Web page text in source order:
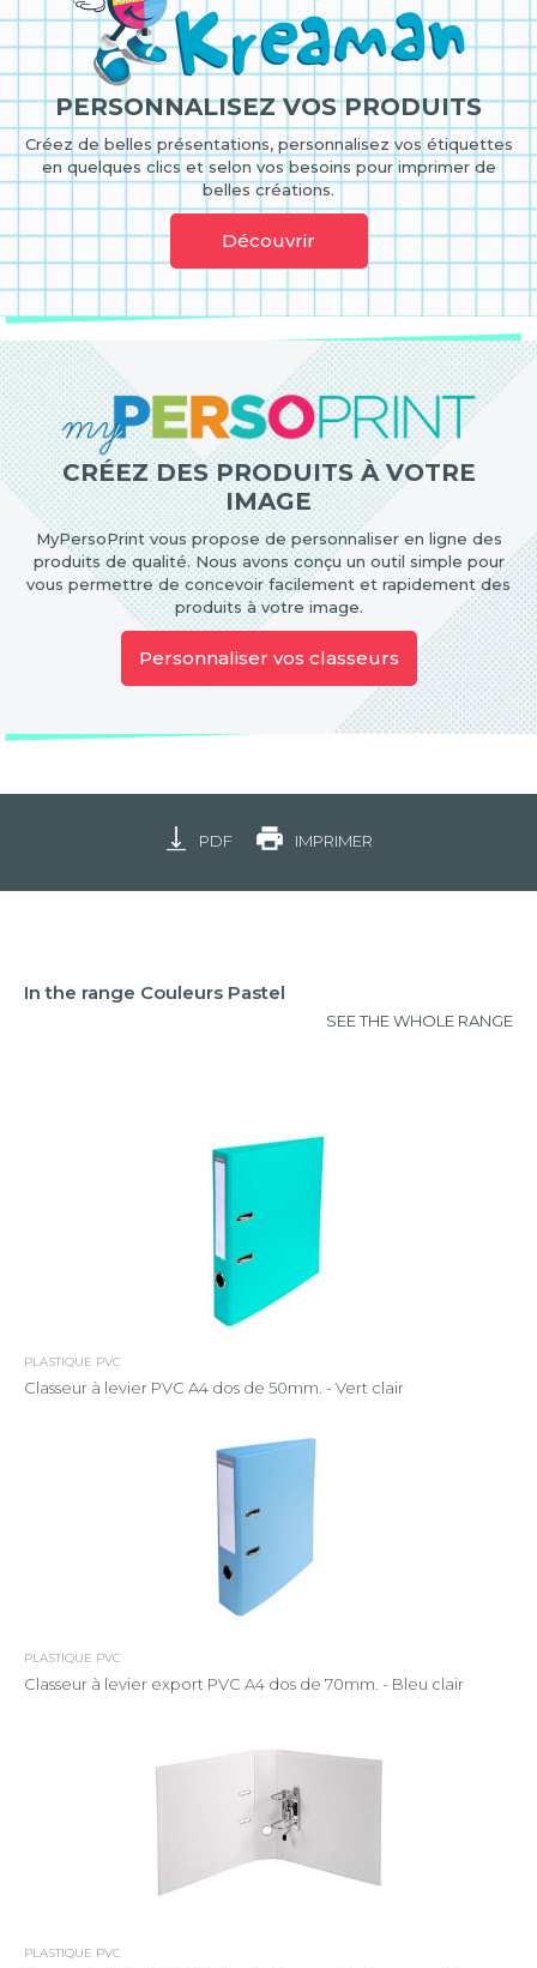
PERSONNALISEZ VOS PRODUITS
Créez de belles présentations, personnalisez vos étiquettes
en quelques clics et selon vos besoins pour imprimer de
belles créations.
Découvrir
CRÉEZ DES PRODUITS À VOTRE
IMAGE
MyPersoPrint vous propose de personnaliser en ligne des
produits de qualité. Nous avons conçu un outil simple pour
vous permettre de concevoir facilement et rapidement des
produits à votre image.
Personnaliser vos classeurs
PDF IMPRIMER
In the range Couleurs Pastel
SEE THE WHOLE RANGE
PLASTIQUE PVC
Classeur à levier PVC A4 dos de 50mm. - Vert clair
PLASTIQUE PVC
Classeur à levier export PVC A4 dos de 70mm. - Bleu clair
PLASTIQUE PVC